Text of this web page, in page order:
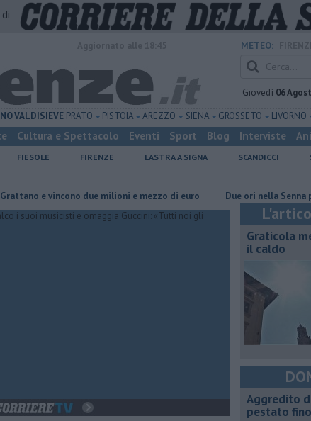
METEO:
Giovedì 06
VALDISIEVE PRATO PISTOIA AREZZO SIENA GROSSETO LIVORNO
Cultura e Spettacolo Eventi Sport Blog Interviste
FIESOLE FIRENZE LASTRA A SIGNA SCANDICCI
due milioni e mezzo di euro Due ori nella Senna per Ginevra
Graticola
il caldo
Aggredito
pestato